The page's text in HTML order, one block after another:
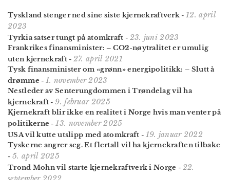
Tyskland stenger ned sine siste kjernekraftverk -12. april
2023
Tyrkia satser tungt på atomkraft - 23. juni 2023
Frankrikes finans­minister: – CO2-nøytralitet er umulig
uten kjernekraft- 27. april 2021
Tysk finansminister om «grønn» energipolitikk: – Slutt å
drømme - 1. november 2023
Nestleder av Senterung­dommen i Trøndelag vil ha
kjernekraft -9. februar 2025
Kjernekraft blir ikke en realitet i Norge hvis man venter på
politikerne -13. november 2025
USA vil kutte utslipp med atomkraft - 19. januar 2022
Tyskerne angrer seg. Et fler­tall vil ha kjerne­kraften tilbake
- 5. april 2025
Trond Mohn vil starte kjernekraftverk i Norge - 22.